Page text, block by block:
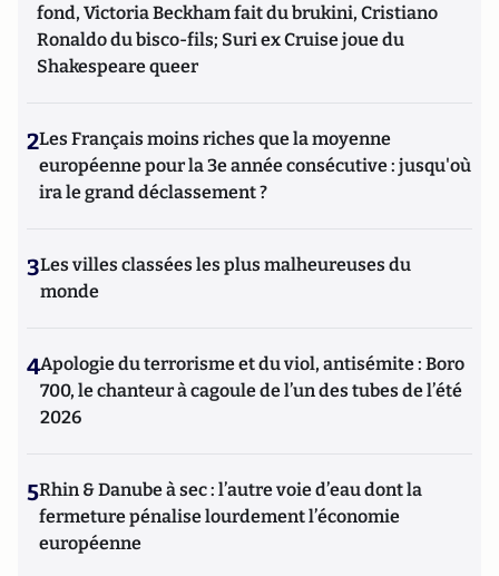
fond, Victoria Beckham fait du brukini, Cristiano
Ronaldo du bisco-fils; Suri ex Cruise joue du
Shakespeare queer
2Les Français moins riches que la moyenne
européenne pour la 3e année consécutive : jusqu'où
ira le grand déclassement ?
3Les villes classées les plus malheureuses du
monde
4Apologie du terrorisme et du viol, antisémite : Boro
700, le chanteur à cagoule de l’un des tubes de l’été
2026
5Rhin & Danube à sec : l’autre voie d’eau dont la
fermeture pénalise lourdement l’économie
européenne